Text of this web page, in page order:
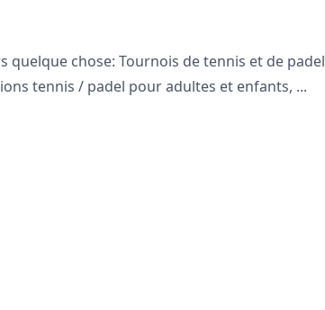
quelque chose: Tournois de tennis et de padel
tennis / padel pour adultes et enfants, ...